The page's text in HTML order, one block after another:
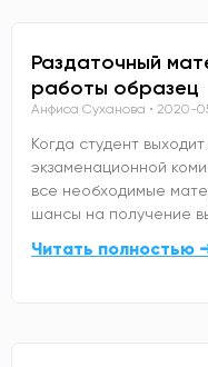
Раздаточный
работы образец
Анфиса Суханова 2020-
Когда студент
экзаменационной
все необходимые
шансы на получение
Читать полностью